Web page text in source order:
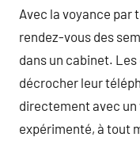
Avec la voyance par
rendez-vous des
dans un cabinet.
décrocher leur
directement avec un
expérimenté, à tout